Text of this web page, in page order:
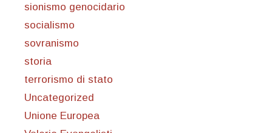
sionismo genocidario
socialismo
sovranismo
storia
terrorismo di stato
Uncategorized
Unione Europea